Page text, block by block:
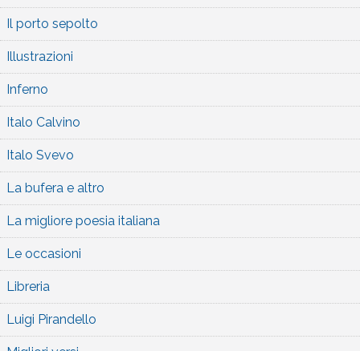
Il porto sepolto
Illustrazioni
Inferno
Italo Calvino
Italo Svevo
La bufera e altro
La migliore poesia italiana
Le occasioni
Libreria
Luigi Pirandello